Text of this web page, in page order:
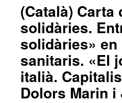
(Català)
solidàries.
solidàries»
sanitaris. «El
italià.
Dolors Marin